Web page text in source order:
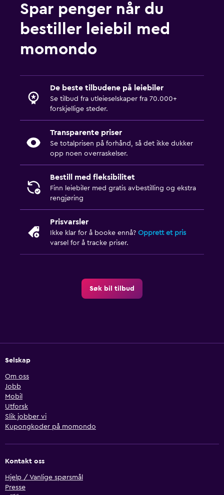
Spar penger når du
bestiller leiebil med
momondo
De beste tilbudene på leiebiler
Se tilbud fra utleieselskaper fra 70.000+
forskjellige steder.
Transparente priser
Se totalprisen på forhånd, så det ikke dukker
opp noen overraskelser.
Bestill med fleksibilitet
Finn leiebiler med gratis avbestilling og ekstra
rengjøring
Prisvarsler
Ikke klar for å booke ennå? Opprett et pris
varsel for å tracke priser.
Søk bil tilbud
Selskap
Om oss
Jobb
Mobil
Utforsk
Slik jobber vi
Kupongkoder på momondo
Kontakt oss
Hjelp / Vanlige spørsmål
Presse